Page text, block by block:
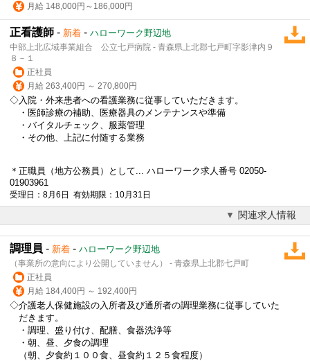
月給 148,000円～186,000円
正看護師 - 新着 - ハローワーク野辺地
中部上北広域事業組合 公立七戸病院 - 青森県上北郡七戸町字影津内９
８－１
正社員
月給 263,400円 ～ 270,800円
◇入院・外来患者への看護業務に従事していただきます。
・医師診療の補助、医療器具のメンテナンスや準備
・バイタルチェック、服薬管理
・その他、上記に付随する業務
＊正職員（地方公務員）として... ハローワーク求人番号 02050-
01903961
受理日：8月6日 有効期限：10月31日
関連求人情報
調理員 - 新着 - ハローワーク野辺地
（事業所の意向により公開していません） - 青森県上北郡七戸町
正社員
月給 184,400円 ～ 192,400円
◇介護老人保健施設の入所者及び通所者の調理業務に従事していた
だきます。
・調理、盛り付け、配膳、食器洗浄等
・朝、昼、夕食の調理
（朝、夕食約１００食、昼食約１２５食程度）